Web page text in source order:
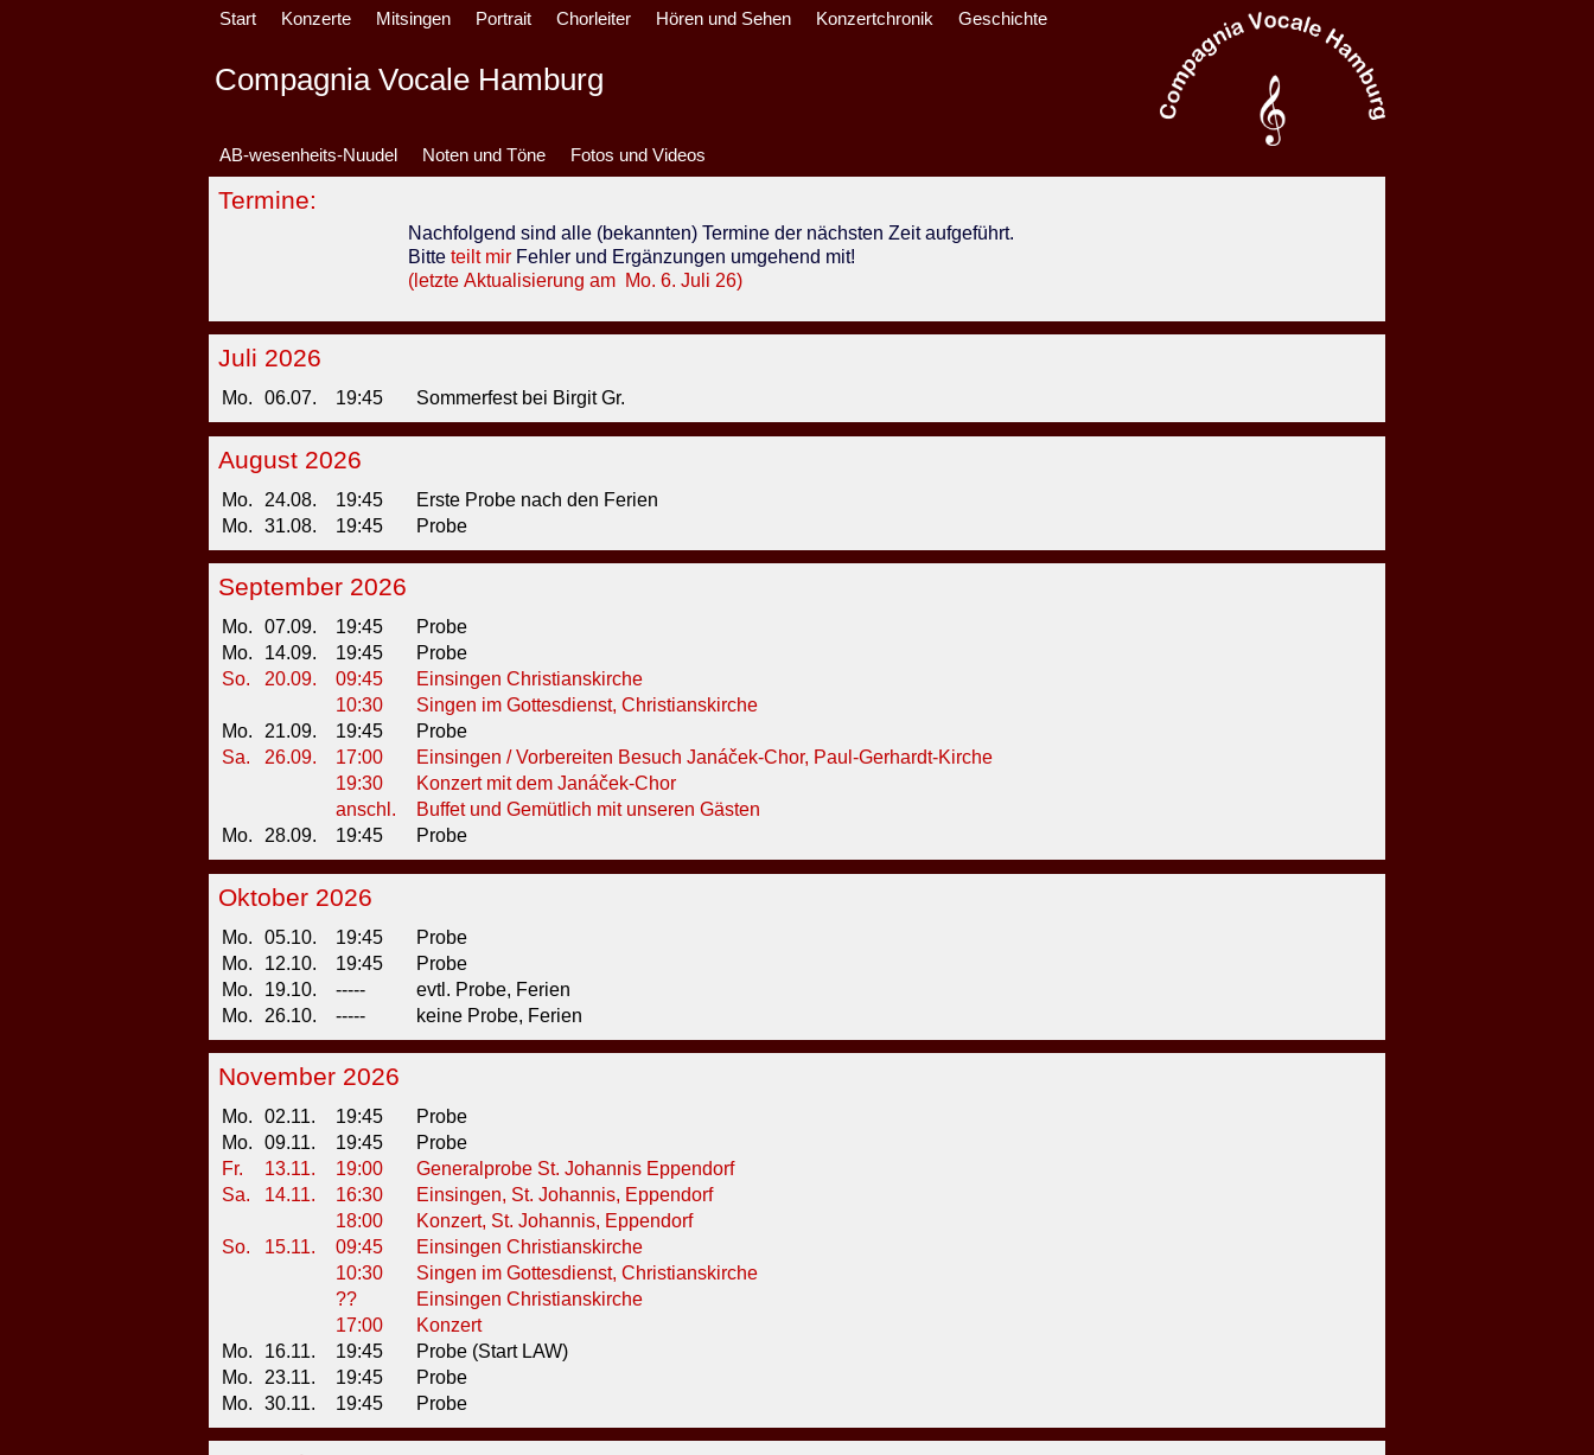
Start Konzerte Mitsingen Portrait Chorleiter Hören und Sehen Konzertchronik Geschichte
Compagnia Vocale Hamburg
AB-wesenheits-Nuudel Noten und Töne Fotos und Videos
Termine:
Nachfolgend sind alle (bekannten) Termine der nächsten Zeit aufgeführt.
Bitte teilt mir Fehler und Ergänzungen umgehend mit!
(letzte Aktualisierung am Mo. 6. Juli 26)
Juli 2026
Mo. 06.07. 19:45 Sommerfest bei Birgit Gr.
August 2026
Mo. 24.08. 19:45
Erste Probe nach den Ferien
Mo.
31.08. 19:45 Probe
September 2026
Mo. 07.09. 19:45
Probe
Mo.
14.09. 19:45
Probe
So.
20.09. 09:45
Einsingen Christianskirche
10:30
Singen im Gottesdienst, Christianskirche
Mo.
21.09. 19:45
Probe
Sa.
26.09. 17:00
Einsingen / Vorbereiten Besuch Janáček-Chor, Paul-Gerhardt-Kirche
19:30
Konzert mit dem Janáček-Chor
anschl.
Buffet und Gemütlich mit unseren Gästen
Mo.
28.09. 19:45 Probe
Oktober 2026
Mo. 05.10. 19:45
Probe
Mo.
12.10. 19:45
Probe
Mo.
19.10. -----
evtl. Probe, Ferien
Mo.
26.10. ----- keine Probe, Ferien
November 2026
Mo. 02.11. 19:45
Probe
Mo.
09.11. 19:45
Probe
Fr.
13.11. 19:00
Generalprobe St. Johannis Eppendorf
Sa.
14.11. 16:30
Einsingen, St. Johannis, Eppendorf
18:00
Konzert, St. Johannis, Eppendorf
So.
15.11. 09:45
Einsingen Christianskirche
10:30
Singen im Gottesdienst, Christianskirche
??
Einsingen Christianskirche
17:00
Konzert
Mo.
16.11. 19:45
Probe (Start LAW)
Mo.
23.11. 19:45
Probe
Mo.
30.11. 19:45 Probe